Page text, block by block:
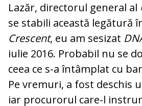
Lazăr, directorul general al
se stabili această legătură
Crescent, eu am sesizat
iulie 2016. Probabil nu se
ceea ce s-a întâmplat cu
Pe vremuri, a fost deschis
iar procurorul care-l